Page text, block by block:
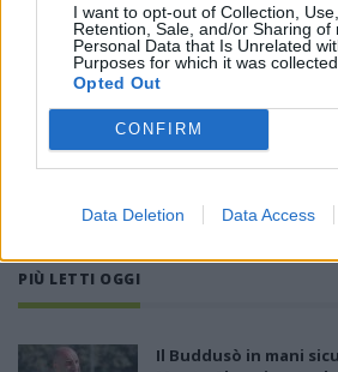
I want to opt-out of Collection, Use,
Retention, Sale, and/or Sharing of
Personal Data that Is Unrelated
Purposes for which it was collected.
Opted Out
CONFIRM
Data Deletion Data Access
PIÙ LETTI OGGI
Il Buddusò in mani